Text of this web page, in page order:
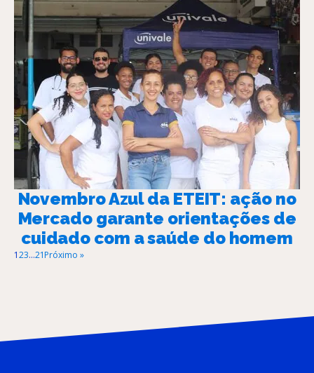
Novembro Azul da ETEIT: ação no
Mercado garante orientações de
cuidado com a saúde do homem
123…21Próximo »